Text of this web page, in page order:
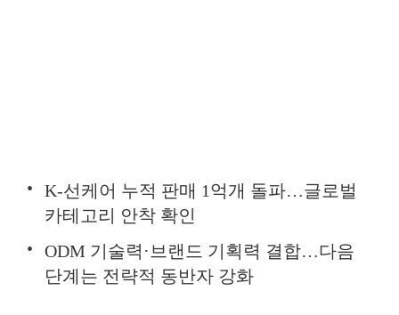
K-선케어 누적 판매 1억개 돌파…글로벌
카테고리 안착 확인
ODM 기술력·브랜드 기획력 결합…다음
단계는 전략적 동반자 강화